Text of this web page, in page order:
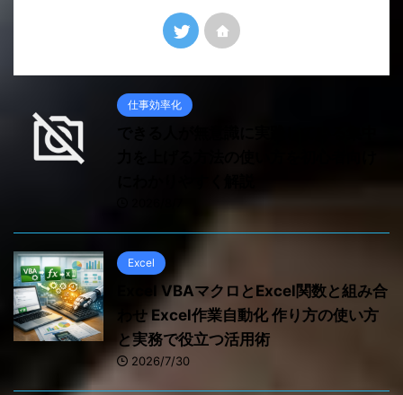
仕事効率化
Excel
Excel VBAマクロとExcel関数と組み合
わせ Excel作業自動化 作り方の使い方
と実務で役立つ活用術
2026/7/30